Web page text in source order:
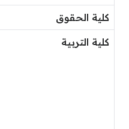
كلية الحقوق
كلية التربية